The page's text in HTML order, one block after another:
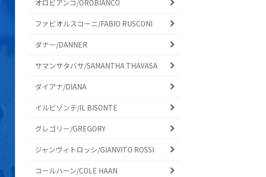
オロビアンコ/OROBIANCO
ファビオルスコーニ/FABIO RUSCONI
ダナー/DANNER
サマンサタバサ/SAMANTHA THAVASA
ダイアナ/DIANA
イルビゾンテ/IL BISONTE
グレゴリー/GREGORY
ジャンヴィトロッシ/GIANVITO ROSSI
コールハーン/COLE HAAN